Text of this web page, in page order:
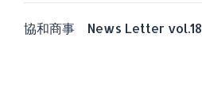
協和商事 News Letter vol.18